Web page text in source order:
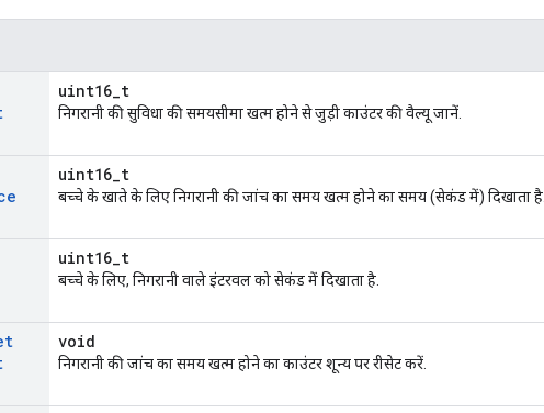
uint16_t
निगरानी की सुविधा की समयसीमा खत्म होने से जुड़ी काउंटर की वैल्यू जानें.
uint16_t
बच्चे के खाते के लिए निगरानी की जांच का समय खत्म होने का समय (सेकंड में) दिखाता है.
uint16_t
बच्चे के लिए, निगरानी वाले इंटरवल को सेकंड में दिखाता है.
void
निगरानी की जांच का समय खत्म होने का काउंटर शून्य पर रीसेट करें.